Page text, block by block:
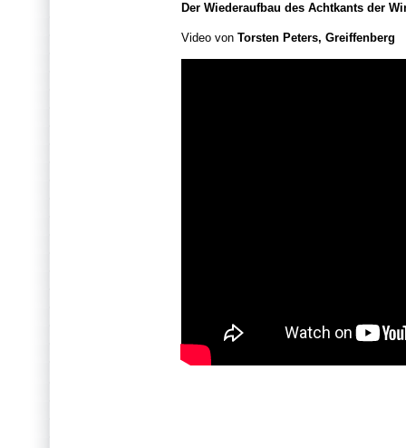
Der Wiederaufbau des Achtkants der
Video von Torsten Peters, Greiffenberg